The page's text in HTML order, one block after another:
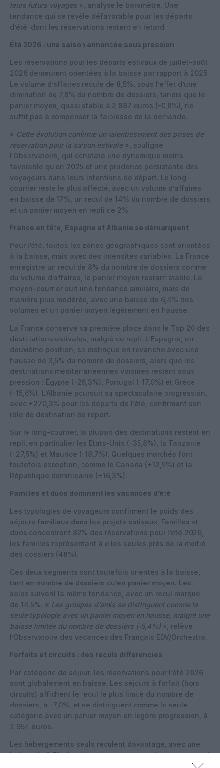
leurs futurs voyages », analyse le baromètre. Une
tendance qui se révèle défavorable pour les départs
d’été, dont les réservations restent en retard.
Été 2026 : une saison annoncée sous pression
Les réservations pour les départs estivaux de juillet-août
2026 demeurent orientées à la baisse par rapport à 2025.
Le volume d’affaires recule de 8,5%, sous l’effet d’une
diminution de 7,8% du nombre de dossiers, tandis que le
panier moyen, quasi stable à 2 887 euros (-0,8%), ne
suffit pas à compenser la faiblesse de la demande.
« Cette évolution confirme un ralentissement des prises de
réservation pour la saison estivale », souligne
l’Observatoire, qui constate une dynamique moins
favorable qu’en 2025 et une prudence persistante des
voyageurs dans leurs intentions de départ. Le long-
courrier reste le plus affecté, avec un volume d’affaires
en baisse de 17%, un recul de 14% du nombre de dossiers
et un panier moyen en repli de 2%.
France en tête, Espagne et Albanie se démarquent
Pour l’été, toutes les zones géographiques sont orientées
à la baisse, mais avec des intensités variables. La France
enregistre un recul de 8% du nombre de dossiers comme
du volume d’affaires, le panier moyen restant stable. Le
moyen-courrier suit une tendance similaire, mais de
manière plus modérée, avec une baisse de 6,4% des
volumes et un panier moyen légèrement en hausse.
La France conserve sa première place dans le Top 20 des
destinations estivales, malgré ce repli. L’Espagne, en
deuxième position, se distingue en revanche avec une
hausse de 3,5% du nombre de dossiers, alors que les
destinations méditerranéennes voisines restent sous
pression : Égypte (-26,3%), Portugal (-17,0%) et Grèce
(-15,6%). L’Albanie poursuit sa spectaculaire progression,
avec +270,3% pour les départs de l’été, confirmant son
rôle de destination de report.
Sur le long-courrier, la plupart des destinations restent en
repli, en particulier les États-Unis (-35,8%), la Tanzanie
(-27,5%) et Maurice (-18,7%). Quelques marchés font
toutefois exception, comme le Canada (+12,9%) et la
République dominicaine (+16,3%).
Familles et duos dominent les vacances d’été
Les typologies de voyageurs confirment le poids des
séjours familiaux dans les projets estivaux. Familles et
duos concentrent 82% des réservations pour l’été 2026,
les familles représentant à elles seules près de la moitié
des dossiers (48%).
Ces deux segments sont toutefois orientés à la baisse,
tant en nombre de dossiers qu’en panier moyen. Les
solos suivent la même tendance, avec un recul marqué
de 14,5%. « Les groupes d’amis se distinguent comme la
seule typologie avec un panier moyen en hausse, malgré une
baisse limitée du nombre de dossiers (-5,4%) », relève
l’Observatoire des vacances des Français EDV/Orchestra.
Forfaits et circuits : des reculs différenciés
Par catégorie de séjour, les réservations pour l’été 2026
sont globalement en baisse. Les séjours à forfait (hors
circuits) affichent le recul le plus limité du nombre de
dossiers, à -7,0%, et se distinguent comme la seule
catégorie avec un panier moyen en légère progression, à
2 954 euros.
Les hébergements seuls reculent davantage, avec une
baisse de 8,7% des dossiers, pour un panier moyen quasi
stable à 1 153 euros. Les circuits sont les plus impactés,